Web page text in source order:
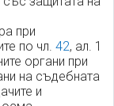
при
по чл.42, ал. 1
органи при
на съдебната
и